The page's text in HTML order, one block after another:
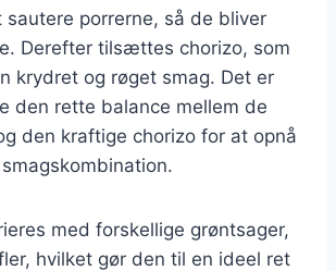
sautere porrerne, så de bliver
Derefter tilsættes chorizo, som
krydret og røget smag. Det er
den rette balance mellem de
den kraftige chorizo for at opnå
med forskellige grøntsager,
hvilket gør den til en ideel ret